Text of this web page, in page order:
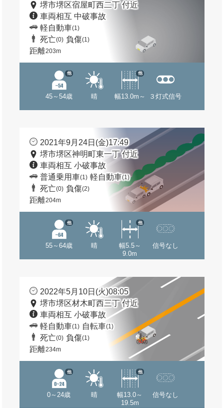
堺市堺区宿屋町西二丁 付近
車両相互 中破事故
軽自動車(1)
死亡(0) 負傷(1)
距離203m
45～54歳
他
晴 幅13.0m～
他
３灯式信号
2021年9月24日(金)17:49
堺市堺区神明町東一丁 付近
車両相互 小破事故
普通乗用車(1) 軽自動車(1)
死亡(0) 負傷(2)
距離204m
55～64歳
他
晴
幅5.5～
9.0m
他
信号なし
2022年5月10日(火)08:05
堺市堺区材木町西三丁 付近
車両相互 小破事故
軽自動車(1) 自転車(1)
死亡(0) 負傷(1)
距離234m
0～24歳
他
晴
幅13.0～
19.5m
他
信号なし